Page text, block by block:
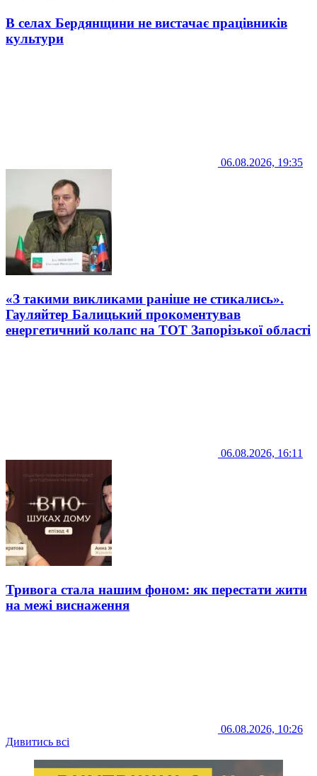
В селах Бердянщини не вистачає працівників
культури
06.08.2026, 19:35
«З такими викликами раніше не стикались».
Гауляйтер Балицький прокоментував
енергетичний колапс на ТОТ Запорізької області
06.08.2026, 16:11
Тривога стала нашим фоном: як перестати жити
на межі виснаження
06.08.2026, 10:26
Дивитись всі